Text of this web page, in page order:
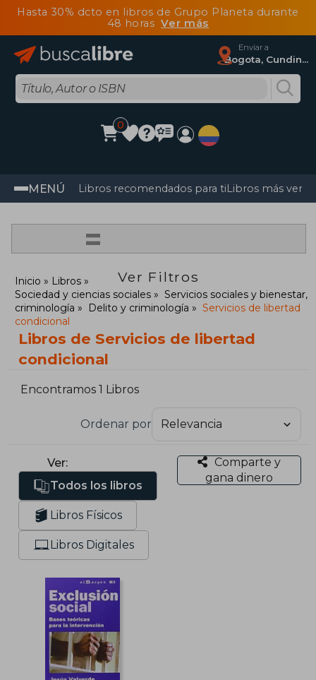
Hasta 30% dcto en libros de Grupo Planeta durante
48 horasVer más
Enviar a
Bogota, Cundinamarca
0
MENÚ Libros recomendados para tiLibros más
=
Ver Filtros
Inicio
Libros
Sociedad y ciencias sociales
Servicios sociales y bienestar,
criminología
Delito y criminología
Servicios de libertad
condicional
Libros de Servicios de libertad
condicional
Encontramos 1 Libros
Ordenar por
Ver:
Todos los libros
Libros Físicos
Libros Digitales
Comparte y
gana dinero